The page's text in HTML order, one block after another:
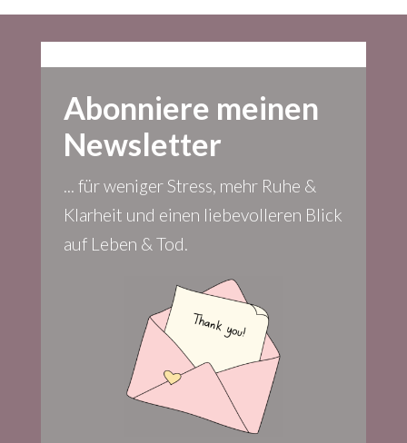
Abonniere meinen
Newsletter
... für weniger Stress, mehr Ruhe &
Klarheit und einen liebevolleren Blick
auf Leben & Tod.